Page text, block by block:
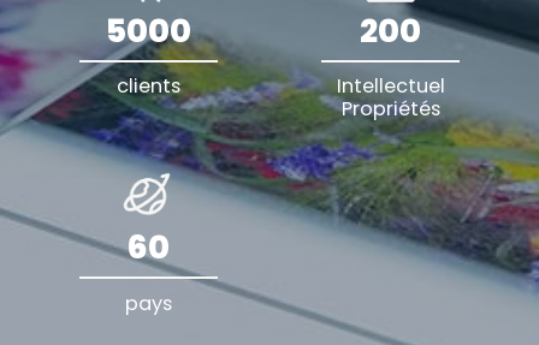
5000
clients
200
Intellectuel
Propriétés
60
pays